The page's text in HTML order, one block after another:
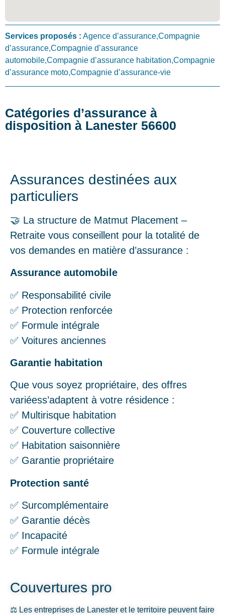
Services proposés : Agence d’assurance,Compagnie
d’assurance,Compagnie d’assurance
automobile,Compagnie d’assurance habitation,Compagnie
d’assurance moto,Compagnie d’assurance-vie
Catégories d’assurance à
disposition à Lanester 56600
Assurances destinées aux
particuliers
🤝 La structure de Matmut Placement –
Retraite vous conseillent pour la totalité de
vos demandes en matière d’assurance :
Assurance automobile
✅ Responsabilité civile
✅ Protection renforcée
✅ Formule intégrale
✅ Voitures anciennes
Garantie habitation
Que vous soyez propriétaire, des offres
variéess’adaptent à votre résidence :
✅ Multirisque habitation
✅ Couverture collective
✅ Habitation saisonnière
✅ Garantie propriétaire
Protection santé
✅ Surcomplémentaire
✅ Garantie décès
✅ Incapacité
✅ Formule intégrale
Couvertures pro
⚖️ Les entreprises de Lanester et le territoire peuvent faire